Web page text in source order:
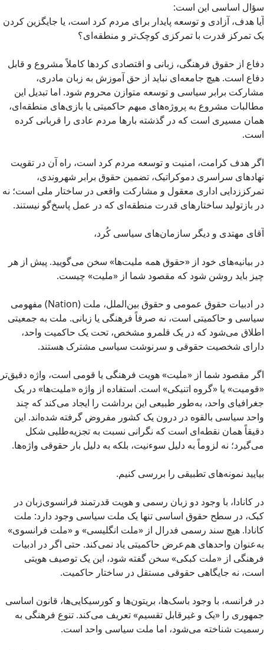
سؤال اساسی این است:
آیا هدف، آزادی و توسعه پایدار برای مردم کرد است، یا جایگزین کردن
یک تمرکز قدرت با تمرکزی کوچک‌تر و منطقه‌ای؟
دفاع از حقوق فرهنگی، زبانی و اقتصادی کردها کاملاً مشروع و قابل
دفاع است. هیچ جامعه‌ای نباید از حق آموزش به زبان مادری،
مشارکت برابر سیاسی و توسعه متوازن محروم شود. اما تبدیل این
مطالبات مشروع به پروژه‌های مبهم حاکمیتی یا بازی‌های منطقه‌ای،
همان مسیری است که در گذشته بارها مردم عادی را قربانی کرده
است.
اگر هدف کرامت، امنیت و توسعه مردم کرد است، راه آن در تقویت
نهادهای سراسری دموکراتیک، تضمین حقوق برابر شهروندی،
تمرکززدایی اداری معقول و مشارکت واقعی در ساختار ملی است؛ نه
در بازتولید ساختارهای قدرت منطقه‌ای که در عمل پاسخ‌گو نیستند.
آقای مهتدی و دیگر سازمان‌های سیاسی کُرد،
در بیانیه‌های خود از «حقوق همه ملیت‌ها» سخن می‌گویید. پیش از هر
چیز باید روشن شود که مقصود شما از «ملیت» چیست.
در ادبیات حقوق عمومی و حقوق بین‌الملل، ملت (Nation) مفهومی
سیاسی و حاکمیتی است، نه صرفاً فرهنگی یا زبانی. ملت به جمعیتی
اطلاق می‌شود که در یک قلمرو مشخص، تحت یک حاکمیت واحد،
دارای شخصیت حقوقی و سرنوشت سیاسی مشترک هستند.
اگر مقصود شما از «ملیت» هویت فرهنگی یا قومی است، واژه دقیق‌تر
«قومیت» یا «گروه اتنیکی» است. استفاده از واژه «ملیت‌ها» در یک
جغرافیای واحد، به‌طور طبیعی این برداشت را ایجاد می‌کند که چند
واحد سیاسی بالقوه در درون یک کشور مفروض گرفته شده‌اند. این
دقیقاً همان نقطه‌ای است که نگرانی نسبت به تجزیه‌طلبی شکل
می‌گیرد؛ نه لزوماً به دلیل سوءنیت، بلکه به دلیل بار حقوقی واژه‌ها.
بیایید نمونه‌های تطبیقی را بررسی کنیم.
در کانادا، با وجود دو زبان رسمی و هویت قدرتمند فرانسوی‌زبان در
کبک، در سطح حقوق اساسی تنها یک ملت سیاسی وجود دارد: ملت
کانادا. هیچ سند رسمی فدرال از «ملت انگلیسی» و «ملت فرانسوی»
به‌عنوان واحدهای هم‌عرض حاکمیتی یاد نمی‌کند. حتی اگر در ادبیات
فرهنگی از «ملت کبکی» سخن گفته شود، این یک توصیف هویتی
است، نه جایگاهی حقوقی مستقل در ساختار حاکمیت.
در فرانسه، با وجود باسک‌ها، بریتون‌ها و کورسیکایی‌ها، قانون اساسی
جمهوری را «یک و غیرقابل تقسیم» تعریف می‌کند. تنوع فرهنگی به
رسمیت شناخته می‌شود، اما ملت سیاسی واحد است.